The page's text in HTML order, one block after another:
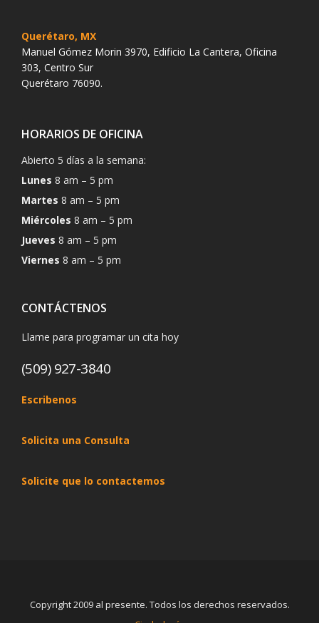
Querétaro, MX
Manuel Gómez Morin 3970, Edificio La Cantera, Oficina
303, Centro Sur
Querétaro 76090.
HORARIOS DE OFICINA
Abierto 5 días a la semana:
Lunes 8 am – 5 pm
Martes 8 am – 5 pm
Miércoles 8 am – 5 pm
Jueves 8 am – 5 pm
Viernes 8 am – 5 pm
CONTÁCTENOS
Llame para programar un cita hoy
(509) 927-3840
Escribenos
Solicita una Consulta
Solicite que lo contactemos
Copyright 2009 al presente. Todos los derechos reservados.